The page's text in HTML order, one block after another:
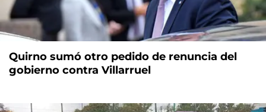
Quirno sumó otro pedido de renuncia del
gobierno contra Villarruel